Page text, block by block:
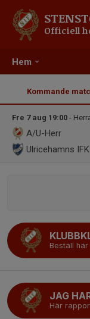
Hem
Officiell
Kommande
Fre 7 aug 19:00 -
A/U-Herr
Ulricehamns IFK
Beställ här
JAG
Här